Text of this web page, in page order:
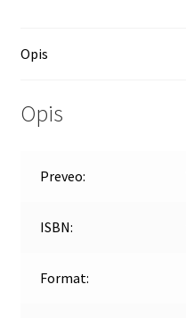
Opis
Opis
Preveo:
ISBN:
Format: